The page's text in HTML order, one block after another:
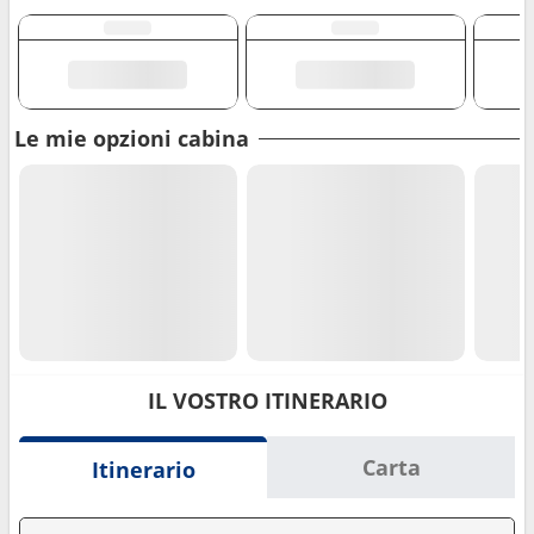
Le mie opzioni cabina
IL VOSTRO ITINERARIO
Itinerario Carta